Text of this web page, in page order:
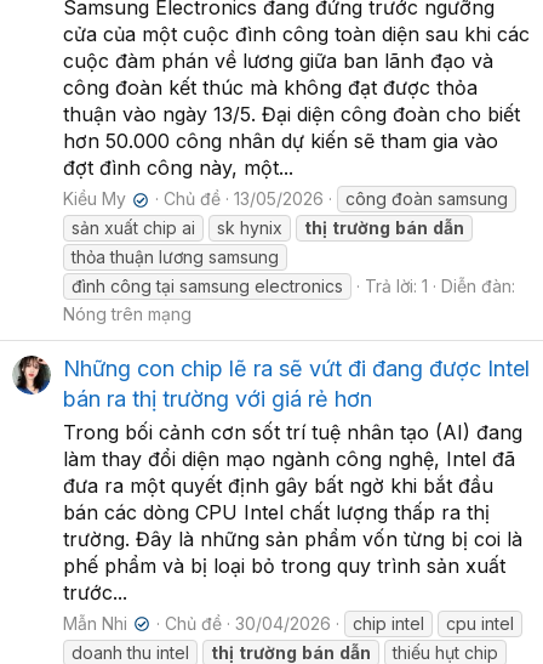
Samsung Electronics đang đứng trước ngưỡng
cửa của một cuộc đình công toàn diện sau khi các
cuộc đàm phán về lương giữa ban lãnh đạo và
công đoàn kết thúc mà không đạt được thỏa
thuận vào ngày 13/5. Đại diện công đoàn cho biết
hơn 50.000 công nhân dự kiến sẽ tham gia vào
đợt đình công này, một...
Kiều My ✔ Chủ đề 13/05/2026
công đoàn samsung
sản xuất chip ai
sk hynix thị trường bán dẫn
thỏa thuận lương samsung
đình công tại samsung electronics
Trả lời: 1
Diễn đàn:
Nóng trên mạng
Những con chip lẽ ra sẽ vứt đi đang được Intel
bán ra thị trường với giá rẻ hơn
Trong bối cảnh cơn sốt trí tuệ nhân tạo (AI) đang
làm thay đổi diện mạo ngành công nghệ, Intel đã
đưa ra một quyết định gây bất ngờ khi bắt đầu
bán các dòng CPU Intel chất lượng thấp ra thị
trường. Đây là những sản phẩm vốn từng bị coi là
phế phẩm và bị loại bỏ trong quy trình sản xuất
trước...
Mẫn Nhi ✔ Chủ đề 30/04/2026 chip intel
cpu intel
doanh thu intel
thị trường bán dẫn
thiếu hụt chip